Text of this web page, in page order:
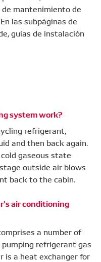
mantenimiento de
las subpáginas de
guías de instalación
system work?
refrigerant,
and then back again.
gaseous state
outside air blows
back to the cabin.
air conditioning
a number of
refrigerant gas
is a heat exchanger for